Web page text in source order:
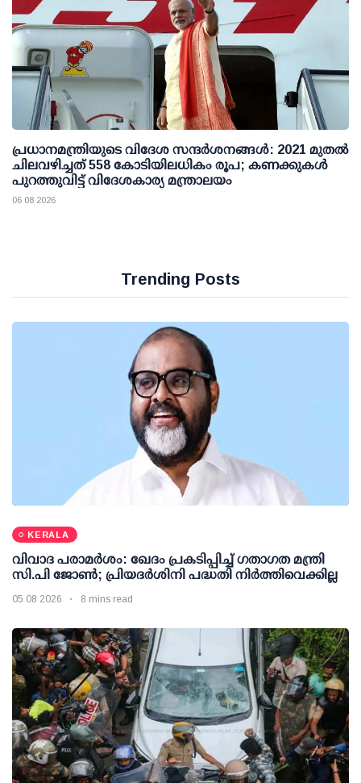
പ്രധാനമന്ത്രിയുടെ വിദേശ സന്ദർശനങ്ങൾ: 2021 മുതൽ
ചിലവഴിച്ചത് 558 കോടിയിലധികം രൂപ; കണക്കുകൾ
പുറത്തുവിട്ട് വിദേശകാര്യ മന്ത്രാലയം
06 08 2026
Trending Posts
KERALA
വിവാദ പരാമര്‍ശം: ഖേദം പ്രകടിപ്പിച്ച് ഗതാഗത മന്ത്രി
സി.പി ജോണ്‍; പ്രിയദര്‍ശിനി പദ്ധതി നിര്‍ത്തിവെക്കില്ല
05 08 2026 8 mins read